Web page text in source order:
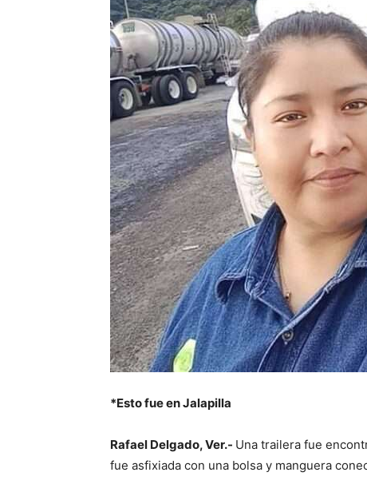
*Esto fue en Jalapilla
Rafael Delgado, Ver.- Una trailera fue
fue asfixiada con una bolsa y manguera